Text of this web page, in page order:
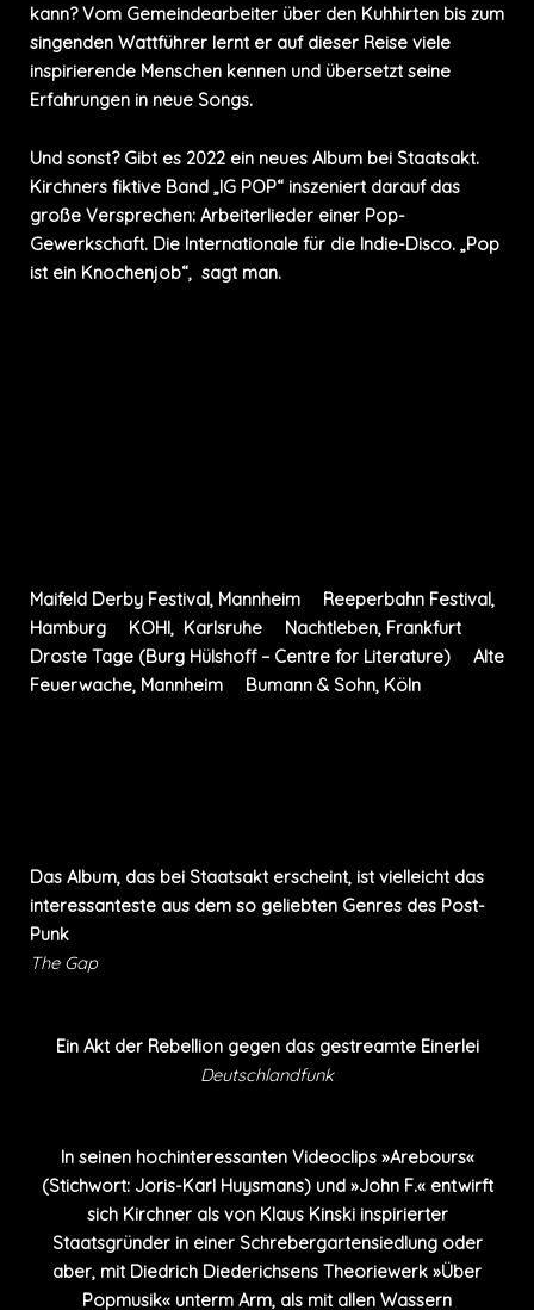
kann? Vom Gemeindearbeiter über den Kuhhirten bis zum
singenden Wattführer lernt er auf dieser Reise viele
inspirierende Menschen kennen und übersetzt seine
Erfahrungen in neue Songs.
Und sonst? Gibt es 2022 ein neues Album bei Staatsakt.
Kirchners fiktive Band „IG POP“ inszeniert darauf das
große Versprechen: Arbeiterlieder einer Pop-
Gewerkschaft. Die Internationale für die Indie-Disco. „Pop
ist ein Knochenjob“, sagt man.
Maifeld Derby Festival, Mannheim
Reeperbahn Festival,
Hamburg
KOHl, Karlsruhe Nachtleben, Frankfurt
Droste Tage (Burg Hülshoff – Centre for Literature)
Alte
Feuerwache, Mannheim
Bumann & Sohn, Köln
Ein Akt der Rebellion gegen das gestreamte Einerlei
Deutschlandfunk
Das Album, das bei Staatsakt erscheint, ist vielleicht das
interessanteste aus dem so geliebten Genres des Post-
Punk
The Gap
In seinen hochinteressanten Videoclips »Arebours«
(Stichwort: Joris-Karl Huysmans) und »John F.« entwirft
sich Kirchner als von Klaus Kinski inspirierter
Staatsgründer in einer Schrebergartensiedlung oder
aber, mit Diedrich Diederichsens Theoriewerk »Über
Popmusik« unterm Arm, als mit allen Wassern